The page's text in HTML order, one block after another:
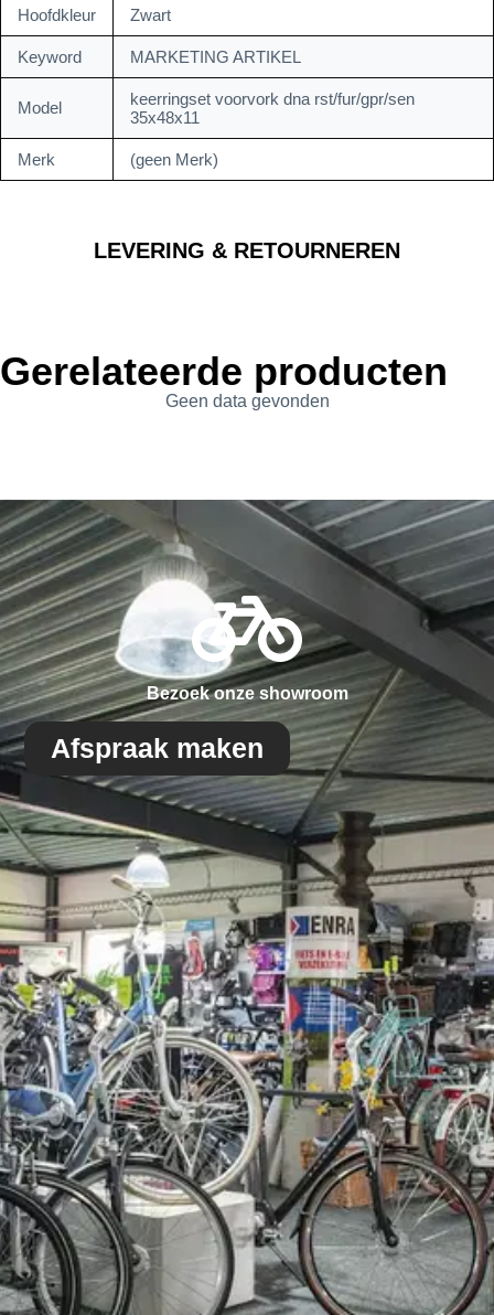
LEVERING & RETOURNEREN
Hoofdkleur Zwart
Keyword MARKETING ARTIKEL
Model
keerringset voorvork dna rst/fur/gpr/sen
35x48x11
Merk (geen Merk)
Gerelateerde producten
Geen data gevonden
Bezoek onze showroom
Afspraak maken